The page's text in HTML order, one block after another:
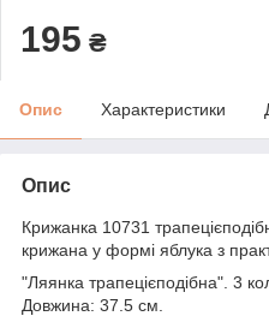
195 ₴
Опис Характеристики
Опис
Крижанка 10731
крижана у формі яблука з
"Ляянка трапецієподібна". 3
Довжина: 37.5 см.